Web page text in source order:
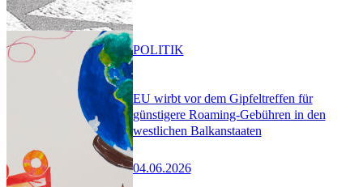
EU wirbt vor dem Gipfeltreffen für
günstigere Roaming-Gebühren in den
westlichen Balkanstaaten
04.06.2026
POLITIK